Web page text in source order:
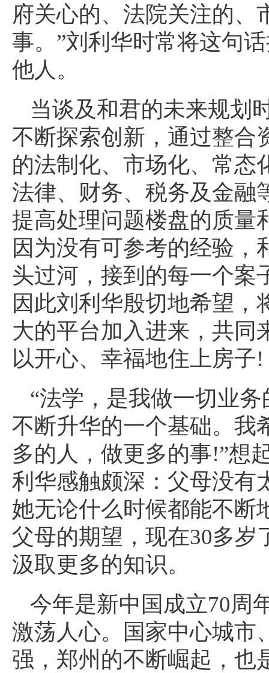
府关心的、法院关注的、
事。”刘利华时常将这句
他人。
当谈及和君的未来规划
不断探索创新，通过整合
的法制化、市场化、常态
法律、财务、税务及金融
提高处理问题楼盘的质量
因为没有可参考的经验，
头过河，接到的每一个案
因此刘利华殷切地希望，
大的平台加入进来，共同
以开心、幸福地住上房子!
“法学，是我做一切业
不断升华的一个基础。我
多的人，做更多的事!”想
利华感触颇深：父母没有
她无论什么时候都能不断
父母的期望，现在30多岁
汲取更多的知识。
今年是新中国成立70周
激荡人心。国家中心城市
强，郑州的不断崛起，也